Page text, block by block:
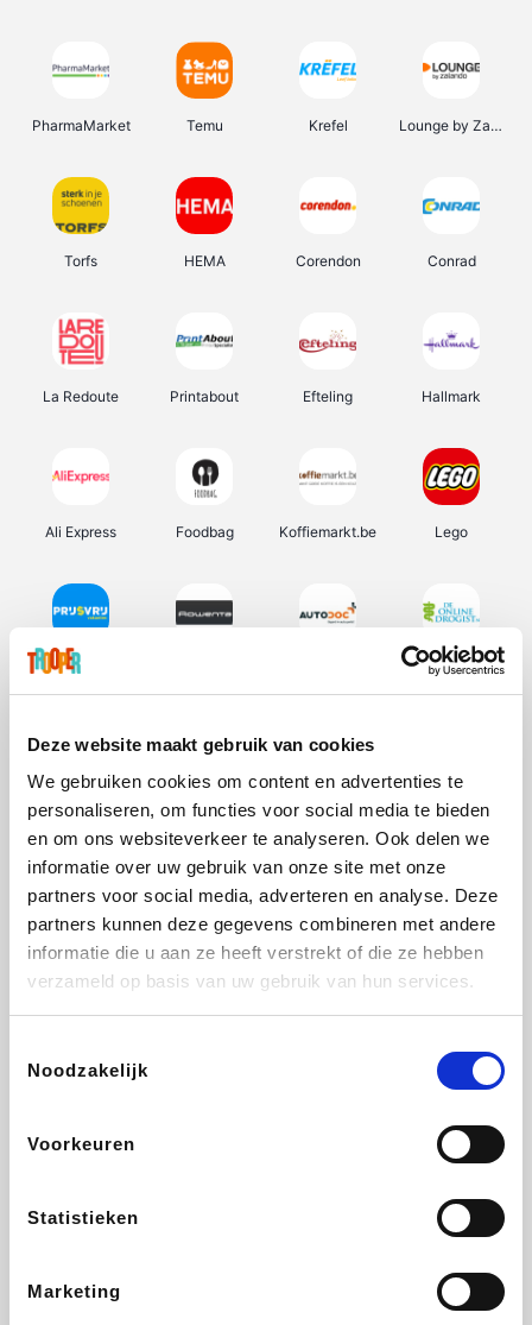
Deze website maakt gebruik van cookies
We gebruiken cookies om content en advertenties te
personaliseren, om functies voor social media te bieden
en om ons websiteverkeer te analyseren. Ook delen we
informatie over uw gebruik van onze site met onze
partners voor social media, adverteren en analyse. Deze
partners kunnen deze gegevens combineren met andere
informatie die u aan ze heeft verstrekt of die ze hebben
verzameld op basis van uw gebruik van hun services.
Noodzakelijk
Voorkeuren
Statistieken
Marketing
PharmaMarket Temu Krefel Lounge by Zalando
Torfs HEMA Corendon Conrad
La Redoute Printabout Efteling Hallmark
Ali Express Foodbag Koffiemarkt.be Lego
Prijsvrij De Online Drogist
Vidaxl Lampenlicht.be Plopsa Adidas
All Accor
DectDirect
SupraBazar